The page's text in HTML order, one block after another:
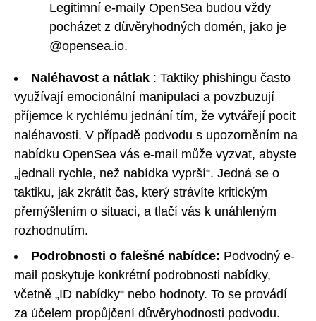
Legitimní e-maily OpenSea budou vždy
pocházet z důvěryhodných domén, jako je
@opensea.io.
Naléhavost a nátlak : Taktiky phishingu často
využívají emocionální manipulaci a povzbuzují
příjemce k rychlému jednání tím, že vytvářejí pocit
naléhavosti. V případě podvodu s upozorněním na
nabídku OpenSea vás e-mail může vyzvat, abyste
„jednali rychle, než nabídka vyprší“. Jedná se o
taktiku, jak zkrátit čas, který strávíte kritickým
přemýšlením o situaci, a tlačí vás k unáhleným
rozhodnutím.
Podrobnosti o falešné nabídce: Podvodný e-
mail poskytuje konkrétní podrobnosti nabídky,
včetně „ID nabídky“ nebo hodnoty. To se provádí
za účelem propůjčení důvěryhodnosti podvodu.